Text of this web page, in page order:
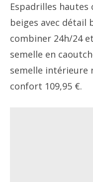
Espadrilles
beiges avec détail
combiner 24h/24
semelle en
semelle intérieure
confort 109,95 €.